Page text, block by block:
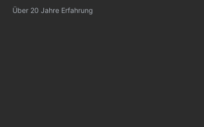
Über 20 Jahre Erfahrung